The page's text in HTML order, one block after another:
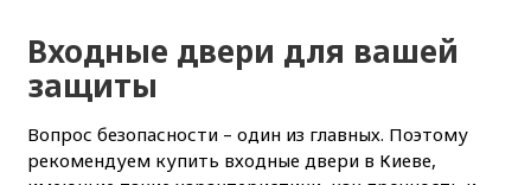
Входные двери для вашей
защиты
Вопрос безопасности – один из главных. Поэтому
рекомендуем купить входные двери в Киеве,